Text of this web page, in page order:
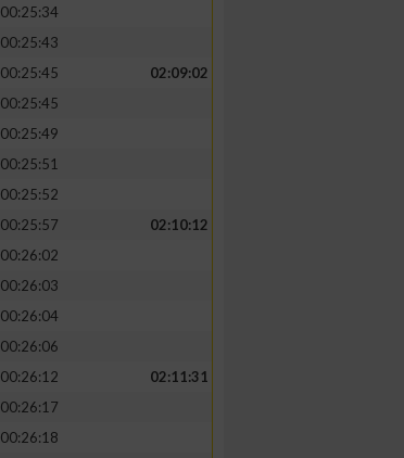
00:25:34
00:25:43
00:25:45
02:09:02
00:25:45
00:25:49
00:25:51
00:25:52
00:25:57
02:10:12
00:26:02
00:26:03
00:26:04
00:26:06
00:26:12
02:11:31
00:26:17
00:26:18